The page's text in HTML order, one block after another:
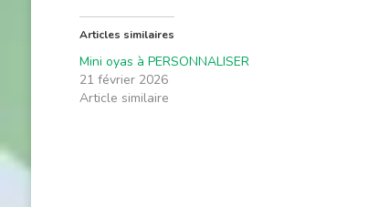
Articles similaires
Mini oyas à PERSONNALISER
21 février 2026
Article similaire